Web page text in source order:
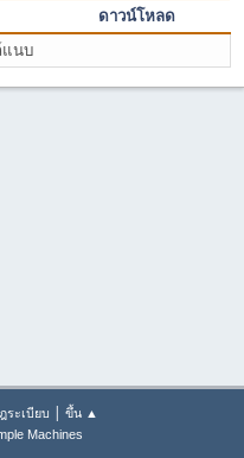
ดาวน์โหลด
แนบ
ระเบียบ | ขึ้น ▲
Machines